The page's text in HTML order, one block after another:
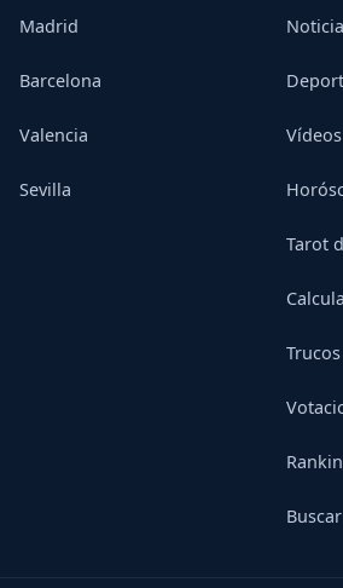
Madrid
Barcelona
Valencia
Sevilla
Vídeos
Tarot